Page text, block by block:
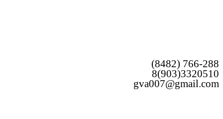
(8482) 766-288
8(903)3320510
gva007@gmail.com